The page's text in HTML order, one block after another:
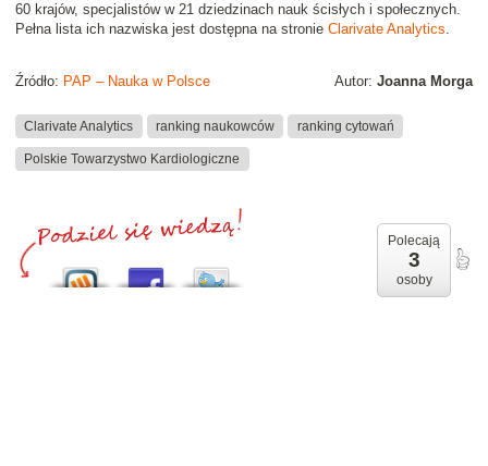
60 krajów, specjalistów w 21 dziedzinach nauk ścisłych i społecznych.
Pełna lista ich nazwiska jest dostępna na stronie Clarivate Analytics.
Autor: Joanna Morga
Źródło: PAP – Nauka w Polsce
Clarivate Analytics ranking naukowców ranking cytowań
Polskie Towarzystwo Kardiologiczne
Polecają
3
osoby